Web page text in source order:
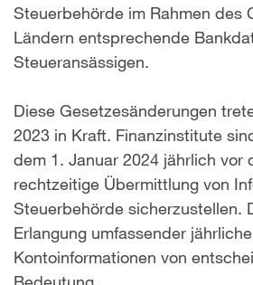
Steuerbehörde im Rahmen des
Ländern entsprechende
Steueransässigen.
Diese Gesetzesänderungen
2023 in Kraft. Finanzinstitute
dem 1. Januar 2024 jährlich vor
rechtzeitige Übermittlung von
Steuerbehörde sicherzustellen.
Erlangung umfassender
Kontoinformationen von